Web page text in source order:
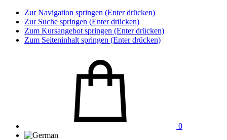
Zur Navigation springen (Enter drücken)
Zur Suche springen (Enter drücken)
Zum Kursangebot springen (Enter drücken)
Zum Seiteninhalt springen (Enter drücken)
0